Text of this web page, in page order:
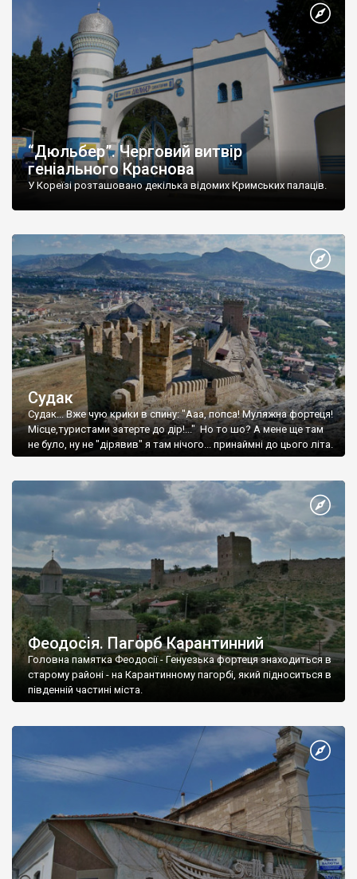
“Дюльбер”. Черговий витвір
геніального Краснова
У Кореїзі розташовано декілька відомих Кримських палаців.
Судак
Судак... Вже чую крики в спину: "Ааа, попса! Муляжна фортеця!
Місце,туристами затерте до дір!..." Но то шо? А мене ще там
не було, ну не "дірявив" я там нічого... принаймні до цього літа.
Феодосія. Пагорб Карантинний
Головна памятка Феодосії - Генуезька фортеця знаходиться в
старому районі - на Карантинному пагорбі, який підноситься в
південній частині міста.